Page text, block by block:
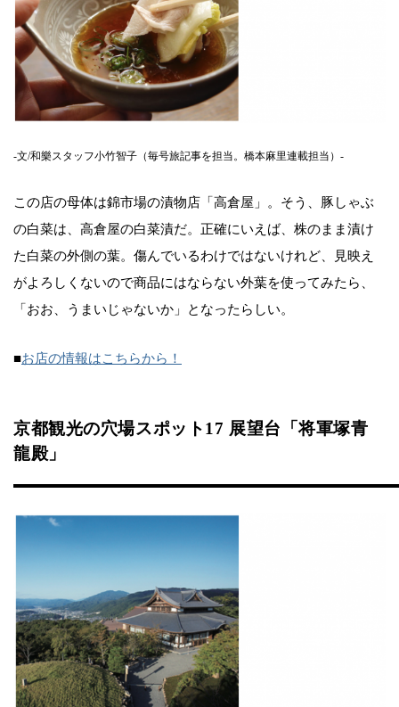
-文/和樂スタッフ小竹智子（毎号旅記事を担当。橋本麻里連載担当）-
この店の母体は錦市場の漬物店「高倉屋」。そう、豚しゃぶ
の白菜は、高倉屋の白菜漬だ。正確にいえば、株のまま漬け
た白菜の外側の葉。傷んでいるわけではないけれど、見映え
がよろしくないので商品にはならない外葉を使ってみたら、
「おお、うまいじゃないか」となったらしい。
■お店の情報はこちらから！
京都観光の穴場スポット17 展望台「将軍塚青
龍殿」